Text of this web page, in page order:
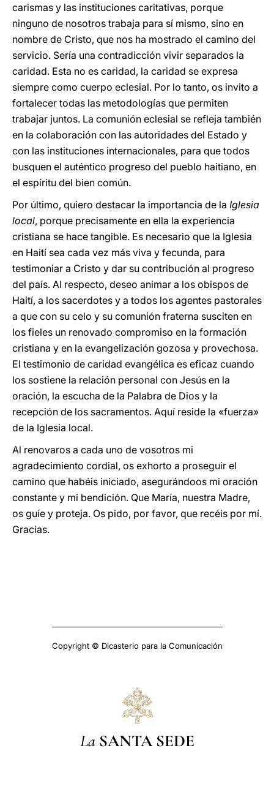
carismas y las instituciones caritativas, porque
ninguno de nosotros trabaja para sí mismo, sino en
nombre de Cristo, que nos ha mostrado el camino del
servicio. Sería una contradicción vivir separados la
caridad. Esta no es caridad, la caridad se expresa
siempre como cuerpo eclesial. Por lo tanto, os invito a
fortalecer todas las metodologías que permiten
trabajar juntos. La comunión eclesial se refleja también
en la colaboración con las autoridades del Estado y
con las instituciones internacionales, para que todos
busquen el auténtico progreso del pueblo haitiano, en
el espíritu del bien común.
Por último, quiero destacar la importancia de la Iglesia
local, porque precisamente en ella la experiencia
cristiana se hace tangible. Es necesario que la Iglesia
en Haití sea cada vez más viva y fecunda, para
testimoniar a Cristo y dar su contribución al progreso
del país. Al respecto, deseo animar a los obispos de
Haití, a los sacerdotes y a todos los agentes pastorales
a que con su celo y su comunión fraterna susciten en
los fieles un renovado compromiso en la formación
cristiana y en la evangelización gozosa y provechosa.
El testimonio de caridad evangélica es eficaz cuando
los sostiene la relación personal con Jesús en la
oración, la escucha de la Palabra de Dios y la
recepción de los sacramentos. Aquí reside la «fuerza»
de la Iglesia local.
Al renovaros a cada uno de vosotros mi
agradecimiento cordial, os exhorto a proseguir el
camino que habéis iniciado, asegurándoos mi oración
constante y mi bendición. Que María, nuestra Madre,
os guíe y proteja. Os pido, por favor, que recéis por mí.
Gracias.
Copyright © Dicasterio para la Comunicación
La SANTA SEDE